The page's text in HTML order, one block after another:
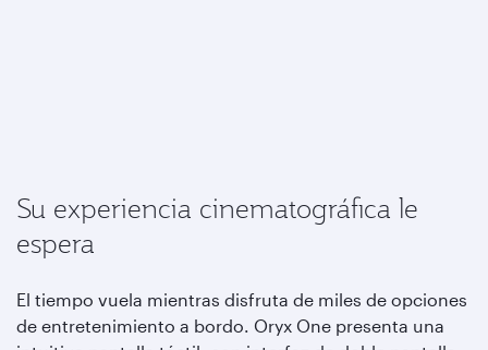
Su experiencia cinematográfica le
espera
El tiempo vuela mientras disfruta de miles de opciones
de entretenimiento a bordo. Oryx One presenta una